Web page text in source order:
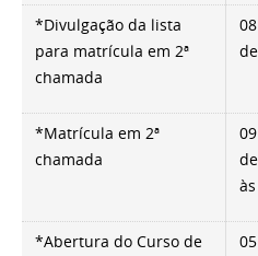
*Divulgação da lista
para matrícula em 2ª
chamada
*Matrícula em 2ª
chamada
*Abertura do Curso de